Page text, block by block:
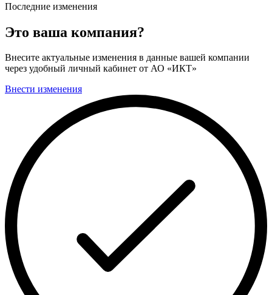
Последние изменения
Это ваша компания?
Внесите актуальные изменения в данные вашей компании
через удобный личный кабинет от АО «ИКТ»
Внести изменения